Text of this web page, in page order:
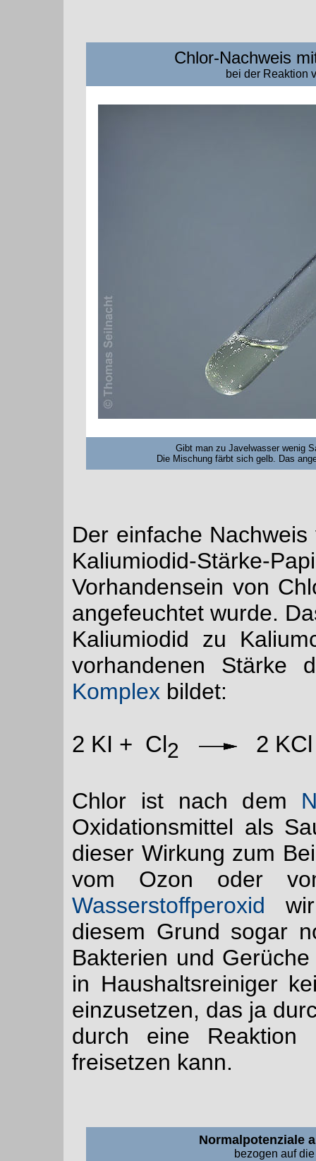
Chlor-Nachweis
bei der Reaktion
Gibt man zu Javelwasser wenig
Die Mischung färbt sich gelb. Das
Der einfache
Kaliumiodid-Stärke-
Vorhandensein von
angefeuchtet wurde.
Kaliumiodid zu
vorhandenen Stärke
Komplex bildet:
2 KI + Cl2 2
Chlor ist nach dem
Oxidationsmittel als
dieser Wirkung zum
vom Ozon oder
Wasserstoffperoxid
diesem Grund sogar
Bakterien und
in Haushaltsreiniger
einzusetzen, das ja
durch eine Reaktion
freisetzen kann.
Normalpotenziale
bezogen auf